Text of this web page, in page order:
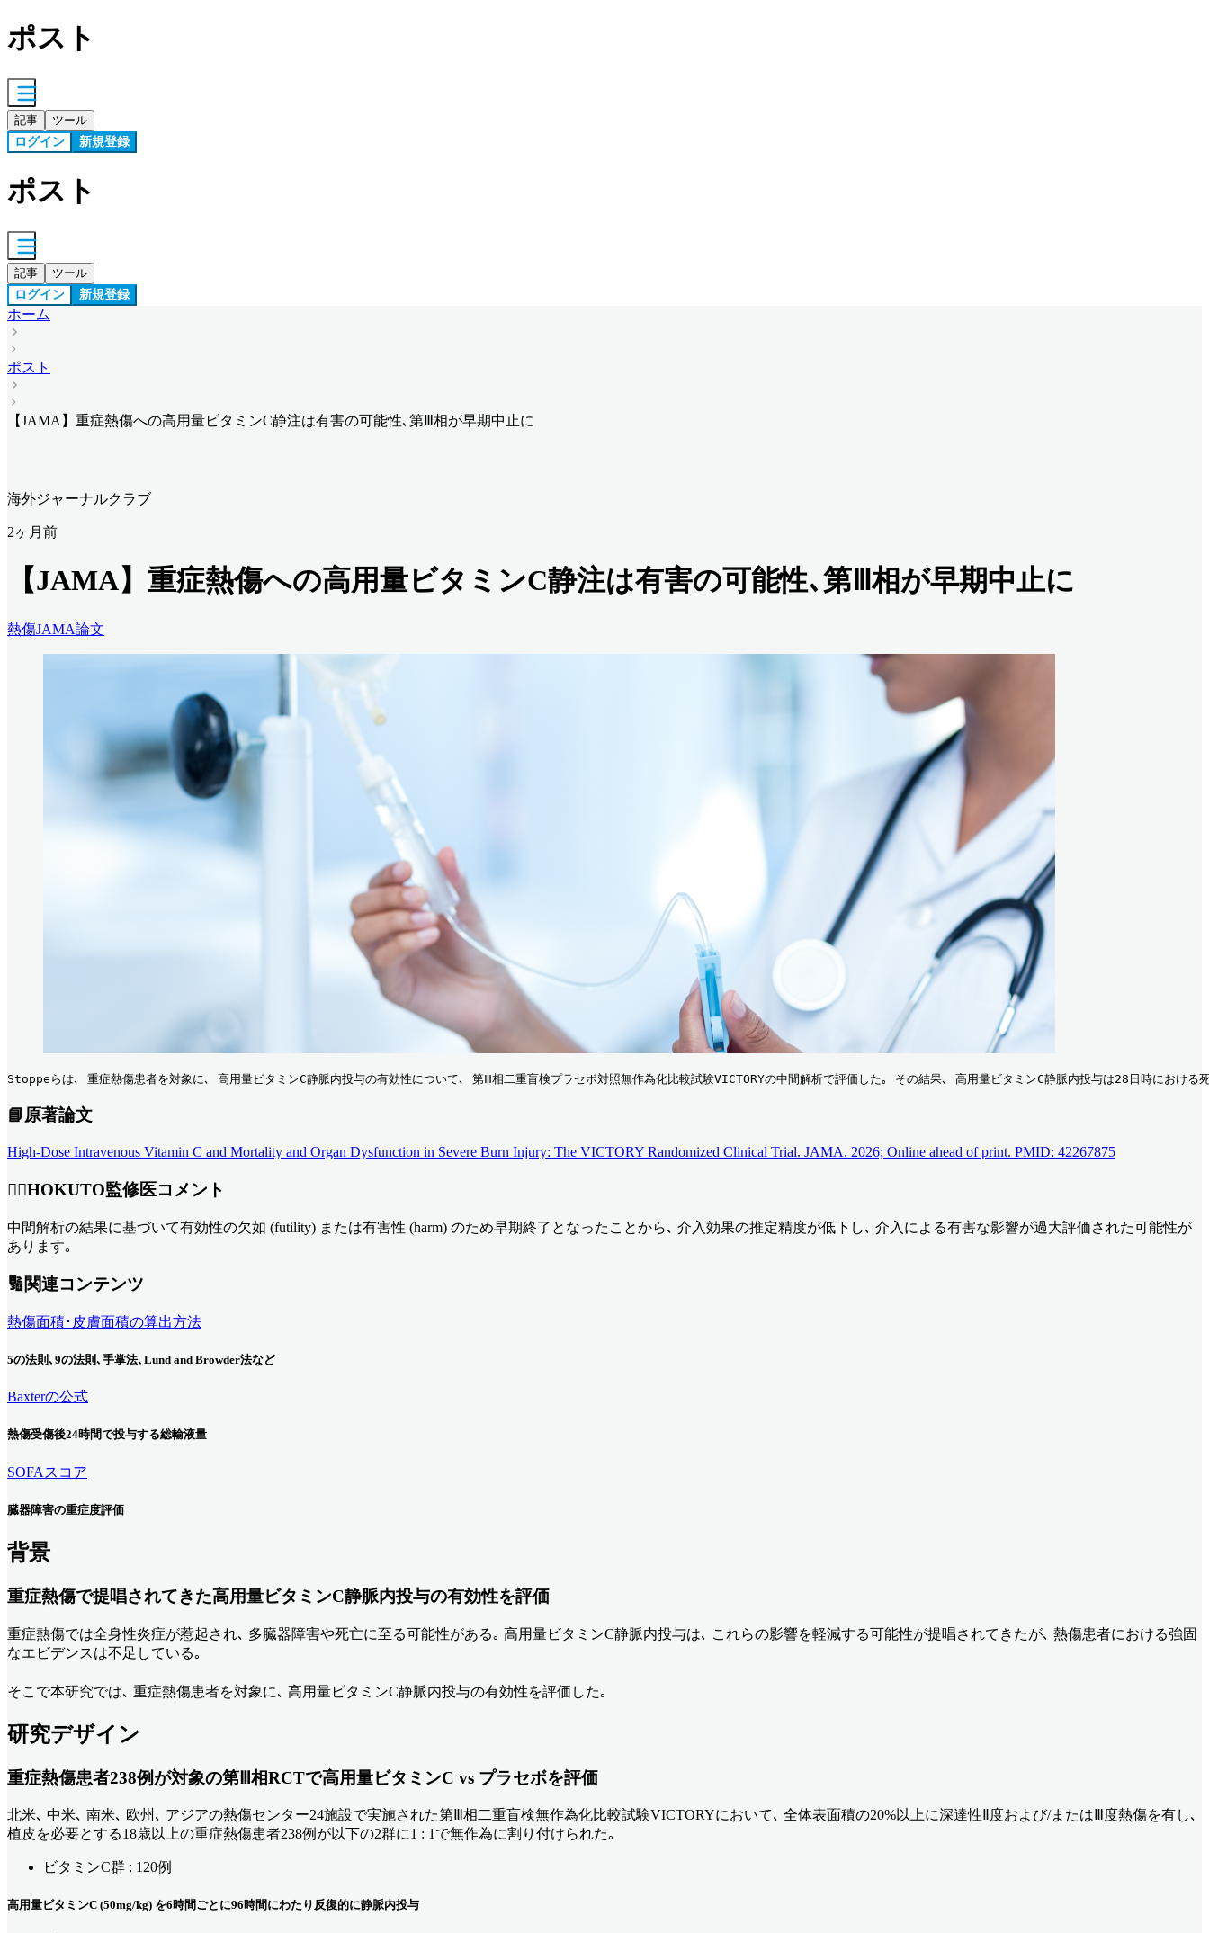
ポスト
記事 ツール
ログイン 新規登録
ポスト
記事 ツール
ログイン 新規登録
ホーム
ポスト
【JAMA】重症熱傷への高用量ビタミンC静注は有害の可能性､第Ⅲ相が早期中止に
海外ジャーナルクラブ
2ヶ月前
【JAMA】重症熱傷への高用量ビタミンC静注は有害の可能性､第Ⅲ相が早期中止に
熱傷JAMA論文
Stoppeらは､ 重症熱傷患者を対象に､ 高用量ビタミンC静脈内投与の有効性について､ 第Ⅲ相二重盲検プラセボ対照無作為化比較試験VICTORYの中間解析で評価した｡ その結果､ 高用量ビタミンC静脈内投与は28日時におけ
📘原著論文
High-Dose Intravenous Vitamin C and Mortality and Organ Dysfunction in Severe Burn Injury: The VICTORY Randomized Clinical Trial. JAMA. 2026; Online ahead of print. PMID: 42267875
👨‍⚕️HOKUTO監修医コメント
中間解析の結果に基づいて有効性の欠如 (futility) または有害性 (harm) のため早期終了となったことから､ 介入効果の推定精度が低下し､ 介入による有害な影響が過大評価された可能性が
あります｡
🔢関連コンテンツ
熱傷面積･皮膚面積の算出方法
5の法則､9の法則､手掌法､Lund and Browder法など
Baxterの公式
熱傷受傷後24時間で投与する総輸液量
SOFAスコア
臓器障害の重症度評価
背景
重症熱傷で提唱されてきた高用量ビタミンC静脈内投与の有効性を評価
重症熱傷では全身性炎症が惹起され､ 多臓器障害や死亡に至る可能性がある｡ 高用量ビタミンC静脈内投与は､ これらの影響を軽減する可能性が提唱されてきたが､ 熱傷患者における強固
なエビデンスは不足している｡
そこで本研究では､ 重症熱傷患者を対象に､ 高用量ビタミンC静脈内投与の有効性を評価した｡
研究デザイン
重症熱傷患者238例が対象の第Ⅲ相RCTで高用量ビタミンC vs プラセボを評価
北米､ 中米､ 南米､ 欧州､ アジアの熱傷センター24施設で実施された第Ⅲ相二重盲検無作為化比較試験VICTORYにおいて､ 全体表面積の20%以上に深達性Ⅱ度および/またはⅢ度熱傷を有し､
植皮を必要とする18歳以上の重症熱傷患者238例が以下の2群に1 : 1で無作為に割り付けられた｡
ビタミンC群 : 120例
高用量ビタミンC (50mg/kg) を6時間ごとに96時間にわたり反復的に静脈内投与